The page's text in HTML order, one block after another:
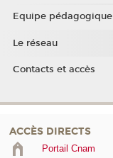
Equipe pédagogique
Le réseau
Contacts et accès
ACCÈS DIRECTS
Portail Cnam